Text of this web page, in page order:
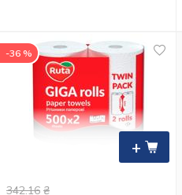
+
-36 %
342.16 ₴